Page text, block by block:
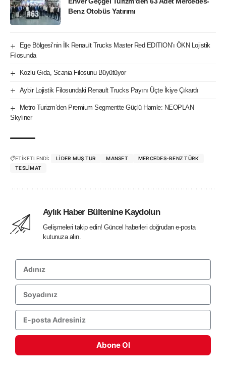
Benz Otobüs Yatırımı
Ege Bölgesi’nin İlk Renault Trucks Master Red EDITION’ı ÖKN Lojistik
Filosunda
Kozlu Gıda, Scania Filosunu Büyütüyor
Aybir Lojistik Filosundaki Renault Trucks Payını Üçte İkiye Çıkardı
Metro Turizm’den Premium Segmentte Güçlü Hamle: NEOPLAN
Skyliner
ETİKETLENDİ: LIDER MUŞ TUR MANSET
MERCEDES-BENZ TÜRK
TESLIMAT
Aylık Haber Bültenine Kaydolun
Gelişmeleri takip edin! Güncel haberleri doğrudan e-posta
kutunuza alın.
Abone Ol